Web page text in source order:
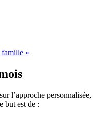
famille »
l’approche personnalisée,
but est de :